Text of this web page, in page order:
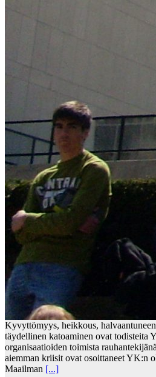
Kyvyttömyys, heikkous,
täydellinen katoaminen ovat todisteita
organisaatioiden toimista
aiemman kriisit ovat osoittaneet YK:n
Maailman [...]